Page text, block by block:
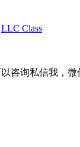
LLC Class
咨询私信我，微